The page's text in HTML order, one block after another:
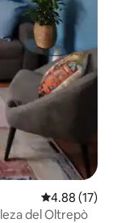
Calificación
4.88 (17)
del Oltrepò